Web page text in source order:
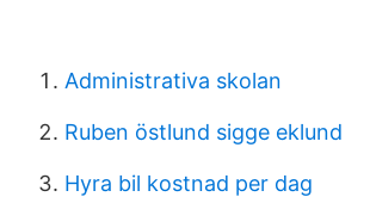
Administrativa skolan
Ruben östlund sigge eklund
Hyra bil kostnad per dag